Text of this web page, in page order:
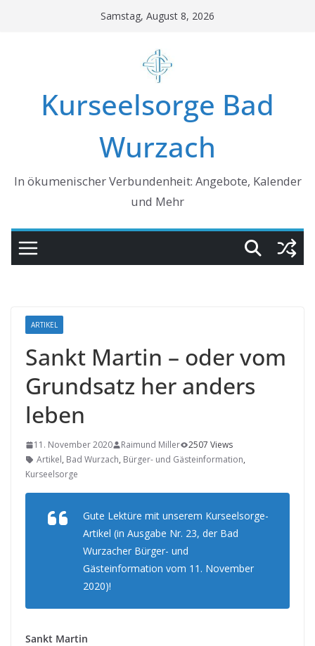
Samstag, August 8, 2026
Kurseelsorge Bad
Wurzach
In ökumenischer Verbundenheit: Angebote, Kalender
und Mehr
ARTIKEL
Sankt Martin – oder vom
Grundsatz her anders
leben
11. November 2020 Raimund Miller
2507 Views
Artikel, Bad Wurzach, Bürger- und Gästeinformation,
Kurseelsorge
Gute Lektüre mit unserem Kurseelsorge-
Artikel (in Ausgabe Nr. 23, der Bad
Wurzacher Bürger- und
Gästeinformation vom 11. November
2020)!
Sankt Martin